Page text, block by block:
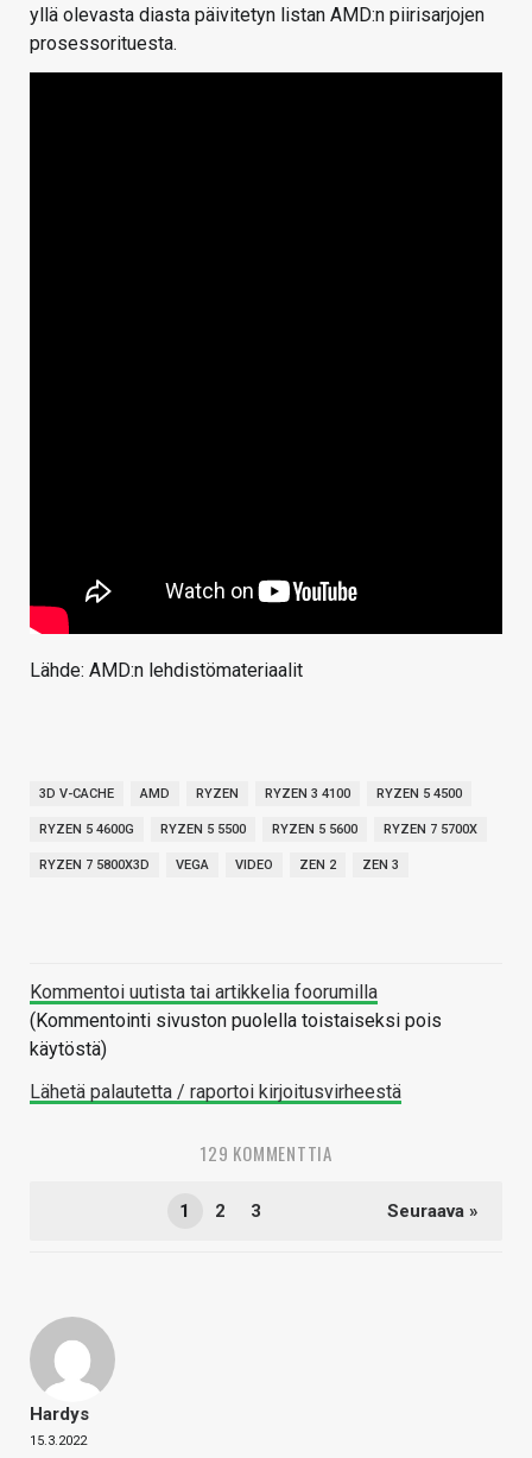
yllä olevasta diasta päivitetyn listan AMD:n piirisarjojen
prosessorituesta.
Lähde: AMD:n lehdistömateriaalit
3D V-CACHE AMD RYZEN RYZEN 3 4100 RYZEN 5 4500
RYZEN 5 4600G RYZEN 5 5500 RYZEN 5 5600 RYZEN 7 5700X
RYZEN 7 5800X3D VEGA VIDEO ZEN 2 ZEN 3
Kommentoi uutista tai artikkelia foorumilla
(Kommentointi sivuston puolella toistaiseksi pois
käytöstä)
Lähetä palautetta / raportoi kirjoitusvirheestä
129 KOMMENTTIA
1 2 3 Seuraava »
Hardys
15.3.2022